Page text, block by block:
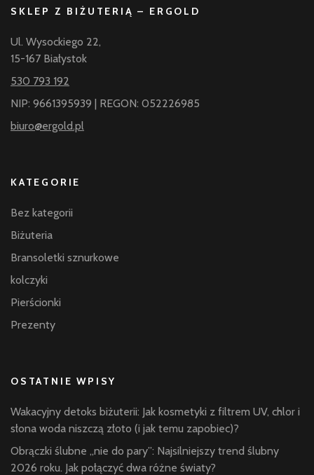
SKLEP Z BIŻUTERIĄ – ERGOLD
Ul. Wysockiego 22,
15-167 Białystok
530 793 192
NIP: 9661395939 | REGON: 052226985
biuro@ergold.pl
KATEGORIE
Bez kategorii
Biżuteria
Bransoletki sznurkowe
kolczyki
Pierścionki
Prezenty
OSTATNIE WPISY
Wakacyjny detoks biżuterii: Jak kosmetyki z filtrem UV, chlor i
słona woda niszczą złoto (i jak temu zapobiec)?
Obrączki ślubne „nie do pary”: Najsilniejszy trend ślubny
2026 roku. Jak połączyć dwa różne światy?